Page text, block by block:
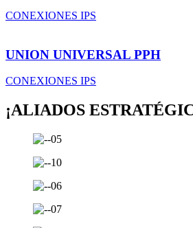
CONEXIONES IPS
UNION UNIVERSAL PPH
CONEXIONES IPS
¡ALIADOS